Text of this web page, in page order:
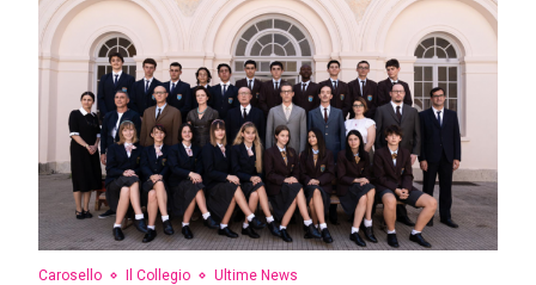
Carosello Il Collegio Ultime News